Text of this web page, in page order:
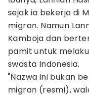
sejak ia bekerja di
migran. Namun
Kamboja dan
pamit untuk
swasta Indonesia.
"Nazwa ini bukan
migran (resmi),